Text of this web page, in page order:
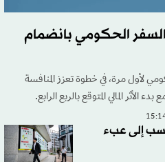
الحكومي بانضمام
لأول مرة، في خطوة تعزز المنافسة
الأثر المالي المتوقع بالربع الرابع.
إلى عبء